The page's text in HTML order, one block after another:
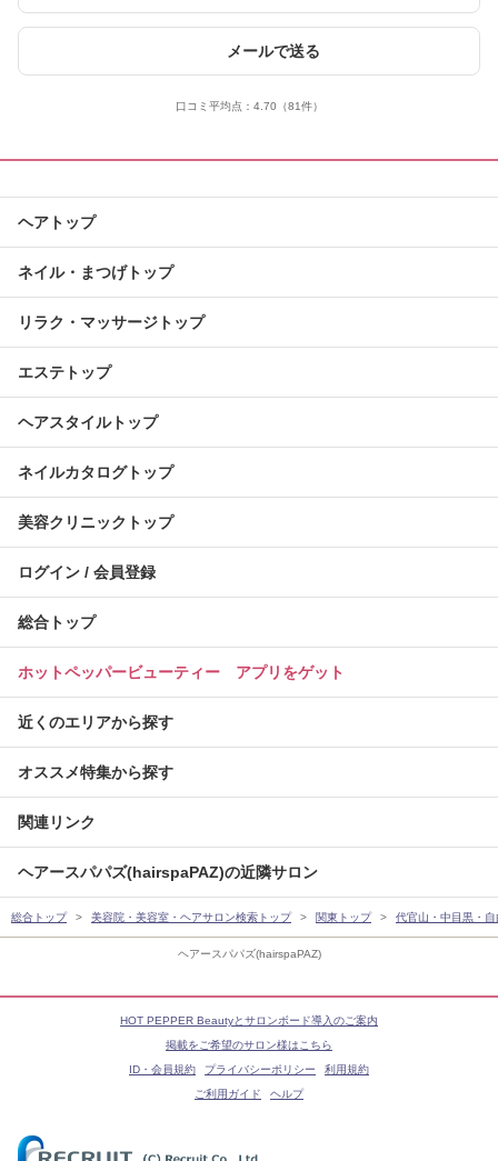
ヘアースパパズ(hairspaPAZ)
メールで送る
口コミ平均点： 4.70 （81件）
ヘアトップ
ネイル・まつげトップ
リラク・マッサージトップ
エステトップ
ヘアスタイルトップ
ネイルカタログトップ
美容クリニックトップ
ログイン / 会員登録
総合トップ
ホットペッパービューティー アプリをゲット
近くのエリアから探す
オススメ特集から探す
関連リンク
ヘアースパパズ(hairspaPAZ)の近隣サロン
総合トップ 美容院・美容室・ヘアサロン検索トップ 関東トップ 代官山・中目黒・
HOT PEPPER Beautyとサロンボード導入のご案内
掲載をご希望のサロン様はこちら
ID・会員規約
プライバシーポリシー
利用規約
ご利用ガイド
ヘルプ